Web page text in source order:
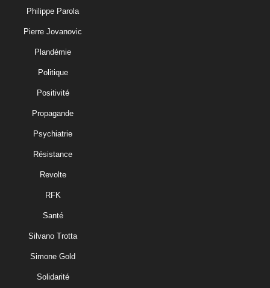
Philippe Parola
Pierre Jovanovic
Plandémie
Politique
Positivité
Propagande
Psychiatrie
Résistance
Revolte
RFK
Santé
Silvano Trotta
Simone Gold
Solidarité